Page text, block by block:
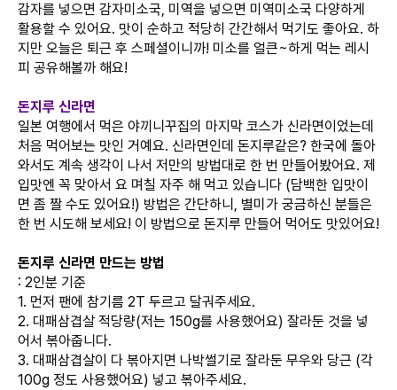
감자를 넣으면 감자미소국, 미역을 넣으면 미역미소국 다양하게
활용할 수 있어요. 맛이 순하고 적당히 간간해서 먹기도 좋아요. 하
지만 오늘은 퇴근 후 스페셜이니까! 미소를 얼큰~하게 먹는 레시
피 공유해볼까 해요!
돈지루 신라면
일본 여행에서 먹은 야끼니꾸집의 마지막 코스가 신라면이었는데
처음 먹어보는 맛인 거예요. 신라면인데 돈지루같은? 한국에 돌아
와서도 계속 생각이 나서 저만의 방법대로 한 번 만들어봤어요. 제
입맛엔 꼭 맞아서 요 며칠 자주 해 먹고 있습니다 (담백한 입맛이
면 좀 짤 수도 있어요!) 방법은 간단하니, 별미가 궁금하신 분들은
한 번 시도해 보세요! 이 방법으로 돈지루 만들어 먹어도 맛있어요!
돈지루 신라면 만드는 방법
: 2인분 기준
1. 먼저 팬에 참기름 2T 두르고 달궈주세요.
2. 대패삼겹살 적당량(저는 150g를 사용했어요) 잘라둔 것을 넣
어서 볶아줍니다.
3. 대패삼겹살이 다 볶아지면 나박썰기로 잘라둔 무우와 당근 (각
100g 정도 사용했어요) 넣고 볶아주세요.